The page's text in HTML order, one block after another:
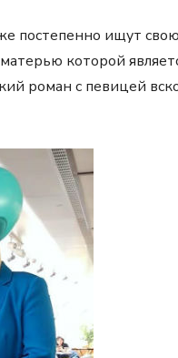
постепенно ищут
которой
роман с певицей